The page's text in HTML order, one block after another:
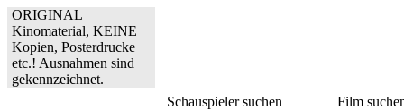
ORIGINAL
Kinomaterial, KEINE
Kopien, Posterdrucke
etc.! Ausnahmen sind
gekennzeichnet.
Schauspieler suchen Film